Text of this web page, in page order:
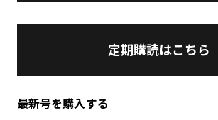
定期購読はこちら
最新号を購入する